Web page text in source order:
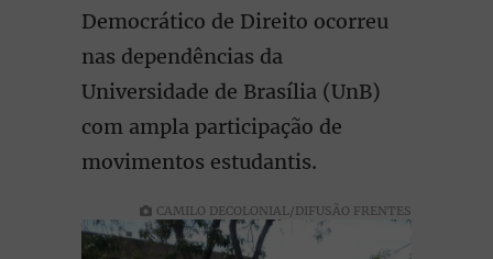
Democrático de Direito ocorreu
nas dependências da
Universidade de Brasília (UnB)
com ampla participação de
movimentos estudantis.
CAMILO DECOLONIAL/DIFUSÃO FRENTES